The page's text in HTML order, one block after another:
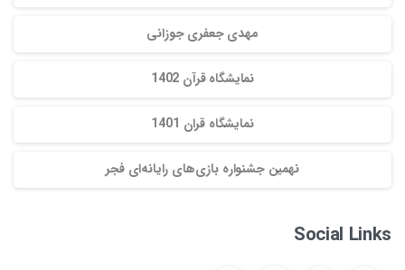
مهدی جعفری جوزانی
نمایشگاه قرآن 1402
نمایشگاه قران 1401
نهمین جشنواره بازی‌های رایانه‌ای فجر
Social Links